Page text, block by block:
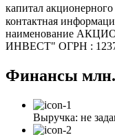
капитал
контактная
наименование
ИНВЕСТ" ОГРН :
Финансы
Выручка: не